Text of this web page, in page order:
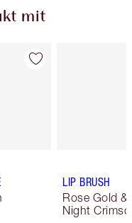
mit
LIP BRUSH
Rose Gold &
Night